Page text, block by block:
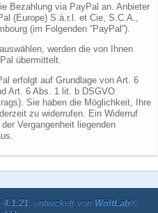
Bezahlung via PayPal an. Anbieter
(Europe) S.à.r.l. et Cie, S.C.A.,
(im Folgenden “PayPal”).
werden die von Ihnen
übermittelt.
erfolgt auf Grundlage von Art. 6
Art. 6 Abs. 1 lit. b DSGVO
Sie haben die Möglichkeit, Ihre
zu widerrufen. Ein Widerruf
Vergangenheit liegenden
, entwickelt von WoltLab®